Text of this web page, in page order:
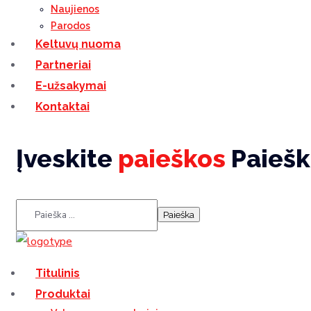
Naujienos
Parodos
Keltuvų nuoma
Partneriai
E-užsakymai
Kontaktai
Įveskite paieškos
Titulinis
Produktai